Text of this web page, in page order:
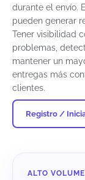
durante el envío.
pueden generar
Tener visibilidad
problemas,
mantener un
entregas más
clientes.
Registro /
ALTO